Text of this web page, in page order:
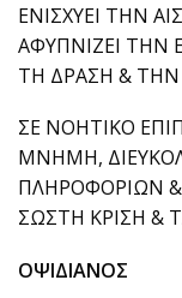
ΕΝΙΣΧΥΕΙ ΤΗΝ
ΑΦΥΠΝΙΖΕΙ ΤΗΝ
ΤΗ ΔΡΑΣΗ & ΤΗΝ
ΣΕ ΝΟΗΤΙΚΟ
ΜΝΗΜΗ,
ΠΛΗΡΟΦΟΡΙΩΝ &
ΣΩΣΤΗ ΚΡΙΣΗ &
ΟΨΙΔΙΑΝΟΣ